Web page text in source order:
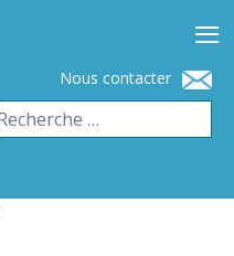
Nous contacter
≡